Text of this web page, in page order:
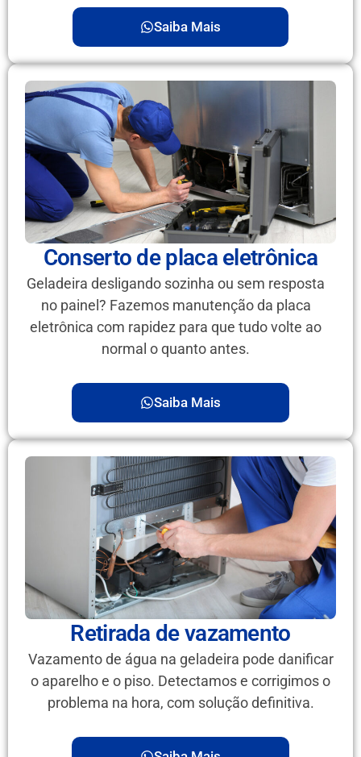
Saiba Mais
Conserto de placa eletrônica
Geladeira desligando sozinha ou sem resposta
no painel? Fazemos manutenção da placa
eletrônica com rapidez para que tudo volte ao
normal o quanto antes.
Saiba Mais
Retirada de vazamento
Vazamento de água na geladeira pode danificar
o aparelho e o piso. Detectamos e corrigimos o
problema na hora, com solução definitiva.